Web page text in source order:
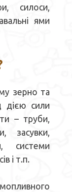
силоси,
ями
зерно та
дією сили
–труби,
засувки,
системи
і т.п.
пливного